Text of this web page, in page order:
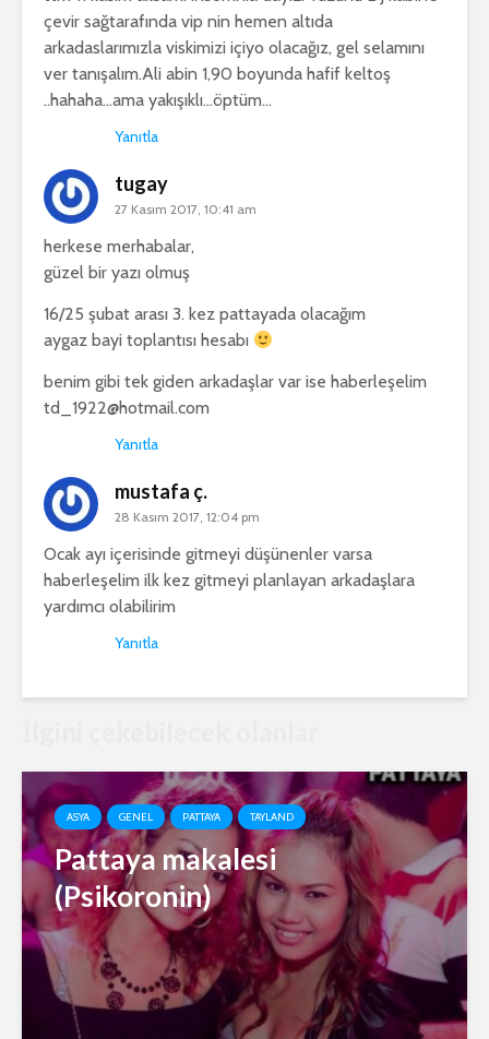
çevir sağtarafında vip nin hemen altıda
arkadaslarımızla viskimizi içiyo olacağız, gel selamını
ver tanışalım.Ali abin 1,90 boyunda hafif keltoş
..hahaha…ama yakışıklı…öptüm…
Yanıtla
tugay
27 Kasım 2017, 10:41 am
herkese merhabalar,
güzel bir yazı olmuş
16/25 şubat arası 3. kez pattayada olacağım
aygaz bayi toplantısı hesabı
benim gibi tek giden arkadaşlar var ise haberleşelim
td_1922@hotmail.com
Yanıtla
mustafa ç.
28 Kasım 2017, 12:04 pm
Ocak ayı içerisinde gitmeyi düşünenler varsa
haberleşelim ilk kez gitmeyi planlayan arkadaşlara
yardımcı olabilirim
Yanıtla
ASYA GENEL PATTAYA TAYLAND
Pattaya makalesi
(Psikoronin)